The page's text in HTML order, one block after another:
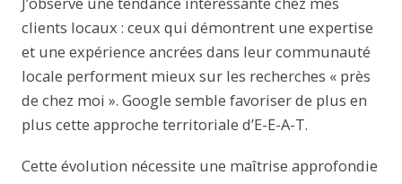
clients locaux : ceux qui démontrent une expertise
et une expérience ancrées dans leur communauté
locale performent mieux sur les recherches « près
de chez moi ». Google semble favoriser de plus en
plus cette approche territoriale d’E-E-A-T.
Cette évolution nécessite une maîtrise approfondie